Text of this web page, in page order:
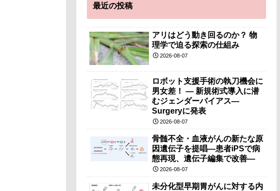
最近の投稿
アリはどう動き回るのか？ 物
理学で迫る探索の仕組み
2026-08-07
ロボット支援手術の執刀機会に
男女差！ — 新規術式導入に潜
むジェンダーバイアス—
Surgeryに発表
2026-08-07
骨髄不全・血液がんの新たな原
因遺伝子を提唱―患者iPSで病
態再現、遺伝子編集で改善―
2026-08-07
未分化型早期胃がんに対する内